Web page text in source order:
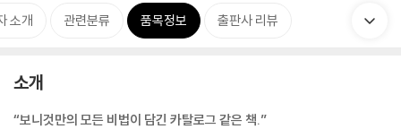
소개 관련분류 품목정보 출판사 리뷰
소개
“보니것만의 모든 비법이 담긴 카탈로그 같은 책.”